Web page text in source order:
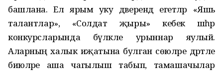
башлана. Ел ярым уку дәверендә егетләр «Яшь
талантлар», «Солдат җыры» кебек шәһәр
конкурсларында бүләкле урыннар яулый.
Аларның халык иҗатына булган сөюләре дәртле
биюләре аша чагылыш табып, тамашачылар